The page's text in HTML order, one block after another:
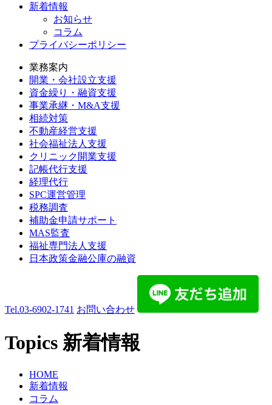
新着情報
お知らせ
コラム
プライバシーポリシー
業務案内
開業・会社設立支援
資金繰り・融資支援
事業承継・M&A支援
相続対策
不動産経営支援
社会福祉法人支援
クリニック開業支援
記帳代行支援
経理代行
SPC運営管理
税務調査
補助金申請サポート
MAS監査
福祉専門法人支援
日本政策金融公庫の融資
Tel.03-6902-1741 お問い合わせ
Topics 新着情報
HOME
新着情報
コラム